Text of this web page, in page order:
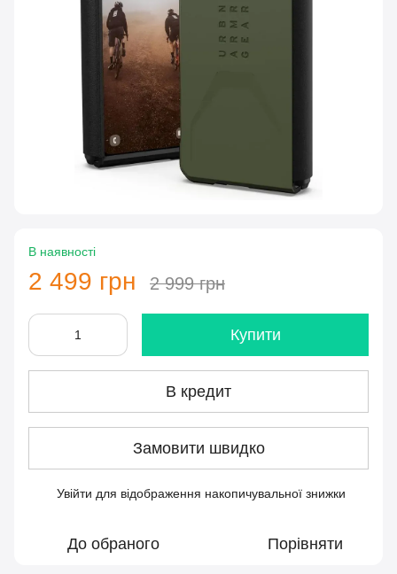
В наявності
2 499 грн 2 999 грн
Купити
В кредит
Замовити швидко
Увійти для відображення накопичувальної знижки
До обраного Порівняти